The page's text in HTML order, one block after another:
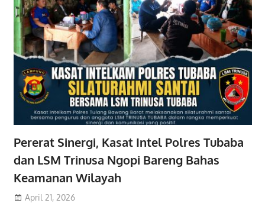
Pererat Sinergi, Kasat Intel Polres Tubaba
dan LSM Trinusa Ngopi Bareng Bahas
Keamanan Wilayah
April 21, 2026